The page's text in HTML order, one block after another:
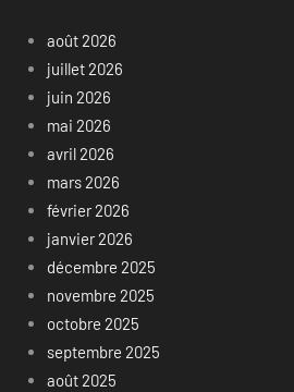
août 2026
juillet 2026
juin 2026
mai 2026
avril 2026
mars 2026
février 2026
janvier 2026
décembre 2025
novembre 2025
octobre 2025
septembre 2025
août 2025